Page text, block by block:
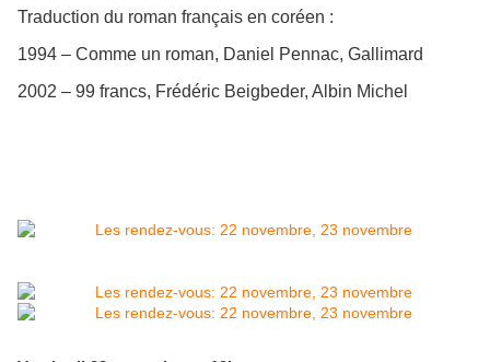
Traduction du roman français en coréen :
1994 – Comme un roman, Daniel Pennac, Gallimard
2002 – 99 francs, Frédéric Beigbeder, Albin Michel